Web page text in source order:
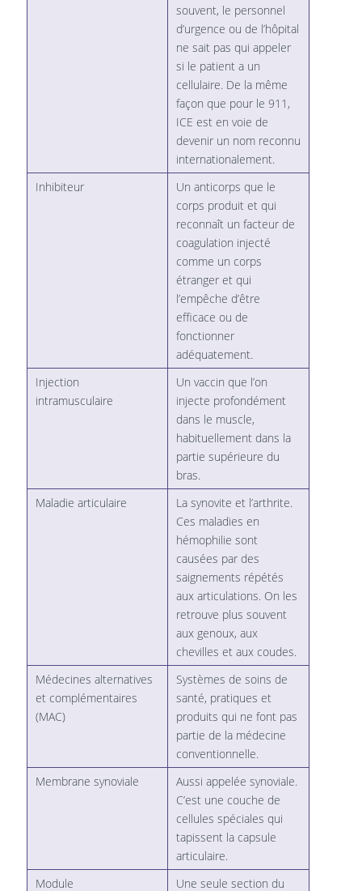
souvent, le personnel
d’urgence ou de l’hôpital
ne sait pas qui appeler
si le patient a un
cellulaire. De la même
façon que pour le 911,
ICE est en voie de
devenir un nom reconnu
internationalement.
Inhibiteur
Un anticorps que le
corps produit et qui
reconnaît un facteur de
coagulation injecté
comme un corps
étranger et qui
l’empêche d’être
efficace ou de
fonctionner
adéquatement.
Injection
intramusculaire
Un vaccin que l’on
injecte profondément
dans le muscle,
habituellement dans la
partie supérieure du
bras.
Maladie articulaire
La synovite et l’arthrite.
Ces maladies en
hémophilie sont
causées par des
saignements répétés
aux articulations. On les
retrouve plus souvent
aux genoux, aux
chevilles et aux coudes.
Médecines alternatives
et complémentaires
(MAC)
Systèmes de soins de
santé, pratiques et
produits qui ne font pas
partie de la médecine
conventionnelle.
Membrane synoviale
Aussi appelée synoviale.
C’est une couche de
cellules spéciales qui
tapissent la capsule
articulaire.
Module
Une seule section du